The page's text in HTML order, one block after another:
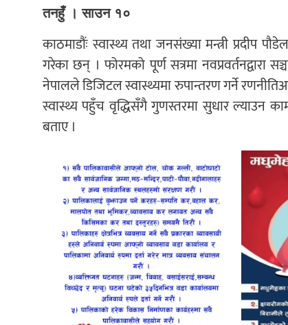
तनहुँ । साउन १०
काठमाडौंः स्वास्थ्य तथा जनसंख्या मन्त्री प्रदीप
गरेका छन् । फोरमको पूर्ण सत्रमा नवप्रवर्तनद्वारा
नेपालले डिजिटल स्वास्थ्यमा रुपान्तरण गर्ने
स्वास्थ्य पहुँच वृद्धिसँगै गुणस्तरमा सुधार ल्याउन
बताए ।